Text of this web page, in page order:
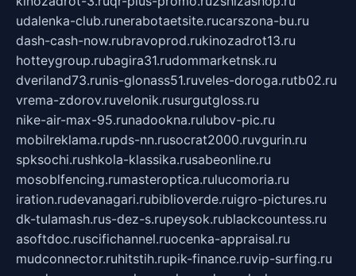
udalenka-club.runerabotaetsite.rucarszona-bu.ru
dash-cash-now.rubravoprod.rukinozadrot13.ru
hotteygroup.rubagira31.rudommarketnsk.ru
dveriland73.runis-glonass51.ruveles-doroga.rutb02.ru
vrema-zdorov.ruvelonik.rusurgutgloss.ru
nike-air-max-95.runadookna.rulubov-pic.ru
mobilreklama.rupds-nn.rusocrat2000.ruvgurin.ru
spksochi.rushkola-klassika.rusabeonline.ru
mosoblfencing.rumasteroptica.rulucomoria.ru
iration.rudevanagari.rubiblioverde.ruigro-pictures.ru
dk-tulamash.rus-dez-s.rupeysok.rublackcountess.ru
asoftdoc.ruscifichannel.ruocenka-appraisal.ru
mudconnector.ruhitstih.rupik-finance.ruvip-surfing.ru